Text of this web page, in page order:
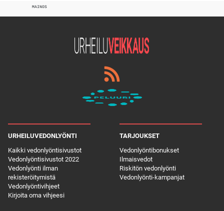
MAINOS
URHEILUVEDONLYÖNTI
Kaikki vedonlyöntisivustot
Vedonlyöntisivustot 2022
Vedonlyönti ilman
rekisteröitymistä
Vedonlyöntivihjeet
Kirjoita oma vihjeesi
TARJOUKSET
Vedonlyöntibonukset
Ilmaisvedot
Riskitön vedonlyönti
Vedonlyönti-kampanjat